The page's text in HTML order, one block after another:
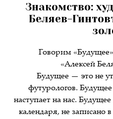
Знакомство:
Беляев-
Говорим
«Алексей
Будущее — это не
футурологов.
наступает на нас.
календаря, не записано